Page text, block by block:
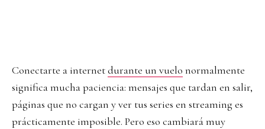
Conectarte a internetdurante un vuelo normalmente
significa mucha paciencia: mensajes que tardan en salir,
páginas que no cargan y ver tus series en streaming es
prácticamente imposible. Pero eso cambiará muy